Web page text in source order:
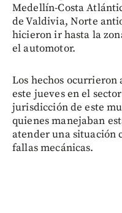
Medellín-Costa
de Valdivia, Norte
hicieron ir hasta la
el automotor.
Los hechos ocurrieron
este jueves en el
jurisdicción de este
quienes manejaban
atender una situación
fallas mecánicas.